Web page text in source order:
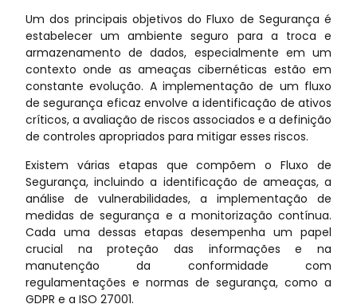
Um dos principais objetivos do Fluxo de Segurança é
estabelecer um ambiente seguro para a troca e
armazenamento de dados, especialmente em um
contexto onde as ameaças cibernéticas estão em
constante evolução. A implementação de um fluxo
de segurança eficaz envolve a identificação de ativos
críticos, a avaliação de riscos associados e a definição
de controles apropriados para mitigar esses riscos.
Existem várias etapas que compõem o Fluxo de
Segurança, incluindo a identificação de ameaças, a
análise de vulnerabilidades, a implementação de
medidas de segurança e a monitorização contínua.
Cada uma dessas etapas desempenha um papel
crucial na proteção das informações e na
manutenção da conformidade com
regulamentações e normas de segurança, como a
GDPR e a ISO 27001.